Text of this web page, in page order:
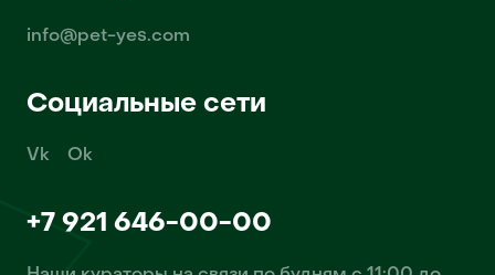
info@pet-yes.com
Социальные сети
Vk Ok
+7 921 646-00-00